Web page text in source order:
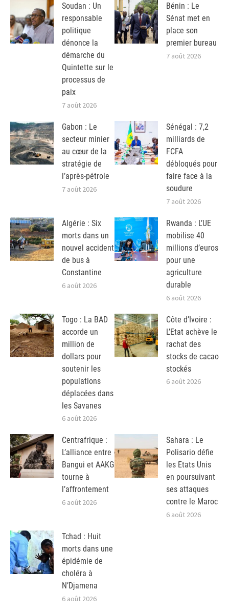
Soudan : Un
responsable
politique
dénonce la
démarche du
Quintette sur le
processus de
paix
7 août 2026
Bénin : Le
Sénat met en
place son
premier bureau
7 août 2026
Gabon : Le
secteur minier
au cœur de la
stratégie de
l’après-pétrole
7 août 2026
Sénégal : 7,2
milliards de
FCFA
débloqués pour
faire face à la
soudure
7 août 2026
Algérie : Six
morts dans un
nouvel accident
de bus à
Constantine
6 août 2026
Rwanda : L’UE
mobilise 40
millions d’euros
pour une
agriculture
durable
6 août 2026
Togo : La BAD
accorde un
million de
dollars pour
soutenir les
populations
déplacées dans
les Savanes
6 août 2026
Côte d’Ivoire :
L’Etat achève le
rachat des
stocks de cacao
stockés
6 août 2026
Centrafrique :
L’alliance entre
Bangui et AAKG
tourne à
l’affrontement
6 août 2026
Sahara : Le
Polisario défie
les Etats Unis
en poursuivant
ses attaques
contre le Maroc
6 août 2026
Tchad : Huit
morts dans une
épidémie de
choléra à
N’Djamena
6 août 2026